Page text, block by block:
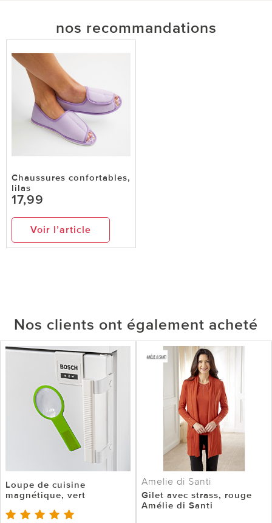
nos recommandations
Chaussures confortables,
lilas
17,99
Voir l’article
Nos clients ont également acheté
Loupe de cuisine
magnétique, vert
Amelie di Santi
Gilet avec strass, rouge
Amélie di Santi